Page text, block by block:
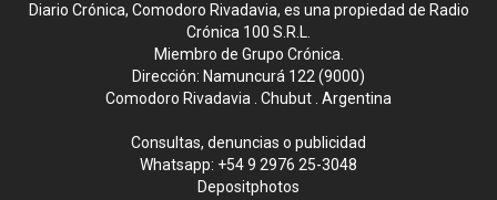
Diario Crónica, Comodoro Rivadavia, es una propiedad de Radio
Crónica 100 S.R.L.
Miembro de Grupo Crónica.
Dirección: Namuncurá 122 (9000)
Comodoro Rivadavia . Chubut . Argentina
Consultas, denuncias o publicidad
Whatsapp: +54 9 2976 25-3048
Depositphotos